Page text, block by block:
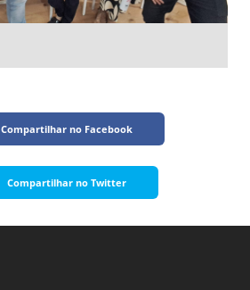
Compartilhar no Facebook
Compartilhar no Twitter